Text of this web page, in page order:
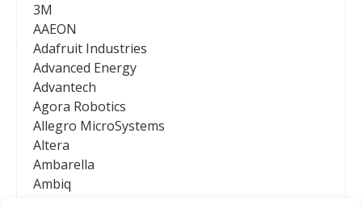
3M
AAEON
Adafruit Industries
Advanced Energy
Advantech
Agora Robotics
Allegro MicroSystems
Altera
Ambarella
Ambiq